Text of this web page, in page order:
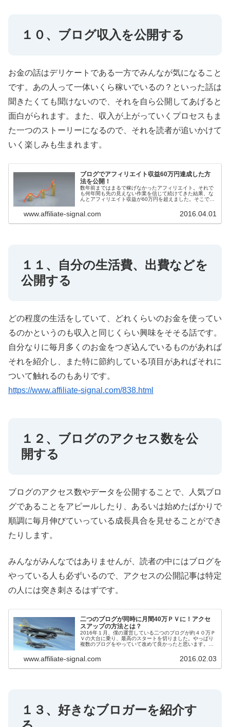
１０、ブログ収入を公開する
お金の話はデリケートである一方でみんなが気になること
です。あの人って一体いくら稼いでいるの？といった話は
聞きたくても聞けないので、それを自ら公開してあげると
面白がられます。また、収入が上がっていくプロセスもま
た一つのストーリーになるので、それを読者が追いかけて
いく楽しみも生まれます。
ブログでアフィリエイト収益60万円達成した方
法を公開！
数年前まではまるで稼げなかったアフィリエイト。それで
も何年間も先の見えない作業を信じて続けてきた結果、な
んとアフィリエイト収益が60万円を超えました。そこでお
やってきたことなどを紹介したい...
www.affiliate-signal.com 2016.04.01
１１、自分の生活費、出費などを
公開する
どの程度の生活をしていて、どれくらいのお金を使ってい
るのかというのも収入と同じくらい興味をそそる話です。
自分なりに毎月多くのお金をつぎ込んでいるものがあれば
それを紹介し、また特に節約している項目があればそれに
ついて触れるのもありです。
https://www.affiliate-signal.com/838.html
１２、ブログのアクセス数を公
開する
ブログのアクセス数やデータを公開することで、人気ブロ
グであることをアピールしたり、あるいは始めたばかりで
順調に毎月伸びていっている成長具合を見せることができ
たりします。
みんながみんなではありませんが、読者の中にはブログを
やっている人も必ずいるので、アクセスの公開記事は特定
の人には突き刺さるはずです。
二つのブログが同時に月間40万ＰＶに！アクセ
スアップの方法とは？
2016年１月、僕の運営している二つのブログが約４０万Ｐ
Ｖの大台に乗り、最高のスタートを切りました。やっぱり
複数のブログをやっていて改めて良かったと思います。で
るのかをお伝えしたいと思いま...
www.affiliate-signal.com 2016.02.03
１３、好きなブロガーを紹介す